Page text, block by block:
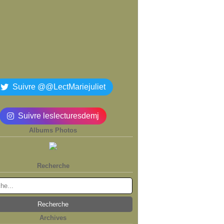
Suivre @@LectMariejuliet
Suivre leslecturesdemj
Albums Photos
Recherche
Archives